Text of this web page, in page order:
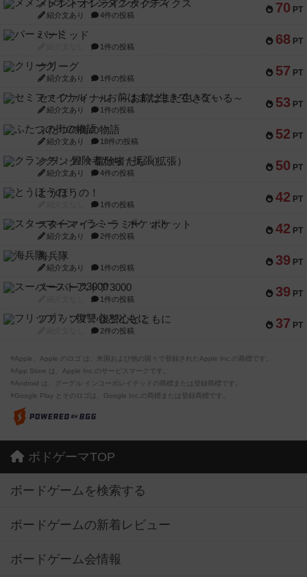
70 PT
メメントオンラインタクティクス
紹介文あり 4件の投稿
68 PT
パーミッド
1件の投稿
57 PT
クリーグ
紹介文あり 1件の投稿
53 PT
セミファイナル ～お前はまだ生きている～
紹介文あり 1件の投稿
52 PT
ふたつの街の物語
紹介文あり 18件の投稿
50 PT
クランク! ：冒険者たち（拡張）
紹介文あり 4件の投稿
42 PT
とうほうの！
1件の投稿
42 PT
スターマイン・ラミー ポケット
紹介文あり 2件の投稿
39 PT
海兵隊
紹介文あり 1件の投稿
39 PT
スーパーストア3000
1件の投稿
37 PT
フリップ７：復讐心とともに
2件の投稿
※Apple、Apple のロゴ は、米国および他の国々で登録されたApple Inc.の商標です。
※App Store は、Apple Inc.のサービスマークです。
※Android は、グーグル インコーポレイテッドの商標または登録商標です。
※Google Play とそのロゴは、Google Inc.の商標または登録商標です。
ボドゲーマTOP
ボードゲームを検索する
ボードゲームの新着レビュー
ボードゲーム会情報